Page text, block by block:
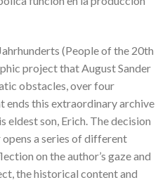
(People of the 20th
project that August Sander
obstacles, over four
ends this extraordinary archive
eldest son, Erich. The decision
a series of different
on the author’s gaze and
the historical content and